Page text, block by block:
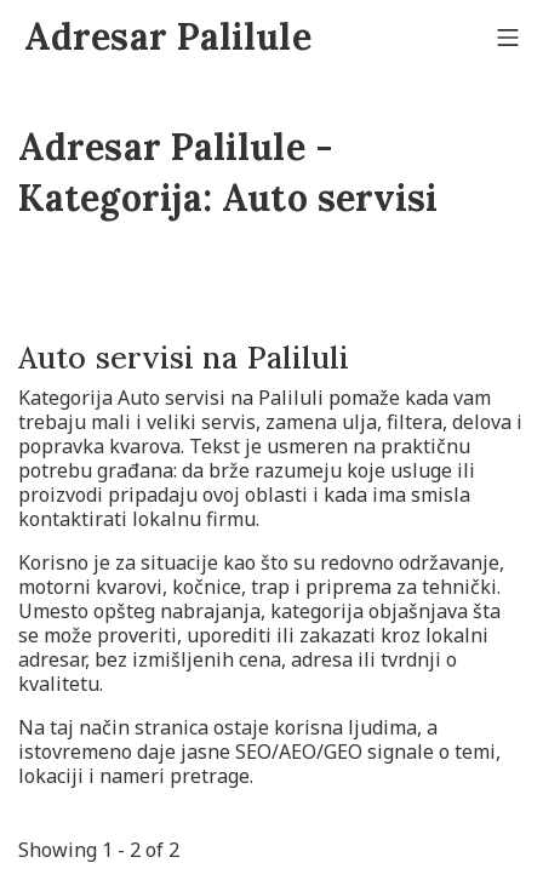
Adresar Palilule
Adresar Palilule -
Kategorija: Auto servisi
Auto servisi na Paliluli
Kategorija Auto servisi na Paliluli pomaže kada vam
trebaju mali i veliki servis, zamena ulja, filtera, delova i
popravka kvarova. Tekst je usmeren na praktičnu
potrebu građana: da brže razumeju koje usluge ili
proizvodi pripadaju ovoj oblasti i kada ima smisla
kontaktirati lokalnu firmu.
Korisno je za situacije kao što su redovno održavanje,
motorni kvarovi, kočnice, trap i priprema za tehnički.
Umesto opšteg nabrajanja, kategorija objašnjava šta
se može proveriti, uporediti ili zakazati kroz lokalni
adresar, bez izmišljenih cena, adresa ili tvrdnji o
kvalitetu.
Na taj način stranica ostaje korisna ljudima, a
istovremeno daje jasne SEO/AEO/GEO signale o temi,
lokaciji i nameri pretrage.
Showing 1 - 2 of 2